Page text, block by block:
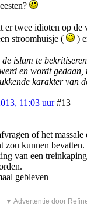
er twee idioten op
stroomhuisje (
)
islam te
en wordt
karakter van
11:03 uur #13
of het
zou kunnen
van een
gebleven
▼ Advertentie door